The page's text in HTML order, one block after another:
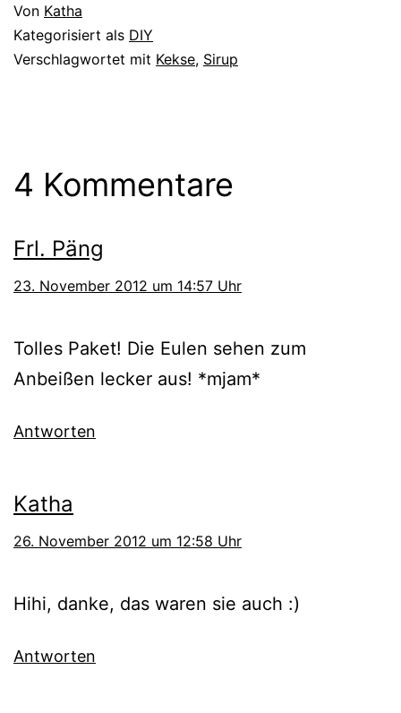
Von Katha
Kategorisiert als DIY
Verschlagwortet mit Kekse, Sirup
4 Kommentare
Frl. Päng
23. November 2012 um 14:57 Uhr
Tolles Paket! Die Eulen sehen zum
Anbeißen lecker aus! *mjam*
Antworten
Katha
26. November 2012 um 12:58 Uhr
Hihi, danke, das waren sie auch :)
Antworten